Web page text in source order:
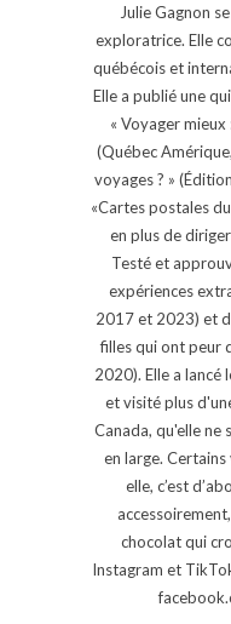
Julie Gagnon
exploratrice. Elle
québécois et
Elle a publié une
« Voyager
(Québec
voyages ? »
«Cartes postales
en plus de
Testé et
expériences
2017 et 2023) et
filles qui ont peur
2020). Elle a lancé
et visité plus
Canada, qu'elle ne
en large.
elle, c’est
chocolat qui
Instagram et